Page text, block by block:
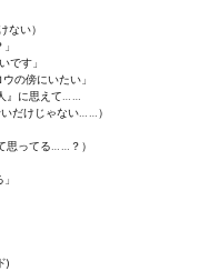
ない）
です」
の傍にいたい」
』に思えて……
だけじゃない……）
思ってる……？）
)